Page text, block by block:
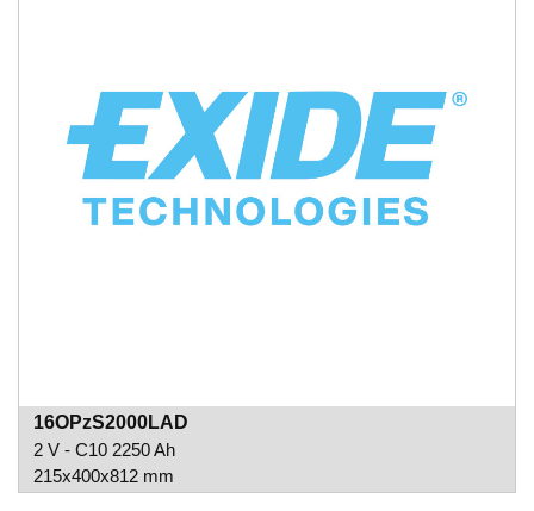
16OPzS2000LAD
2 V - C10 2250 Ah
215x400x812 mm